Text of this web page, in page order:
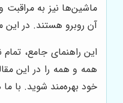
ماشین‌ها نیز به
آن روبرو هستند. در
این راهنمای جامع،
همه و همه را در این
خود بهره‌مند شوید. با